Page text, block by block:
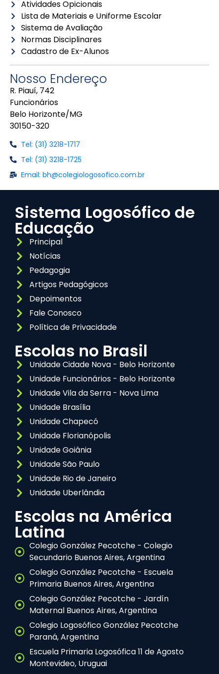
Atividades Opicionais
Lista de Materiais e Uniforme Escolar
Sistema de Avaliação
Normas Disciplinares
Cadastro de Ex-Alunos
Nosso Endereço
R. Piauí, 742
Funcionários
Belo Horizonte/MG
30150-320
Tel: (31) 3218-1717
Tel: (31) 3218-1725
Email: bh@colegiologosofico.com.br
Sistema Logosófico de
Educação
Principal
Notícias
Pedagogia
Artigos Pedagógicos
Depoimentos
Fale Conosco
Política de Privacidade
Escolas no Brasil
Unidade Cidade Nova - Belo Horizonte
Unidade Funcionários - Belo Horizonte
Unidade Vila da Serra - Nova Lima
Unidade Brasília
Unidade Chapecó
Unidade Florianópolis
Unidade Goiânia
Unidade São Paulo
Unidade Rio de Janeiro
Unidade Uberlândia
Escolas na América
Latina
Colegio González Pecotche - Colegio
Secundario Buenos Aires, Argentina
Colegio González Pecotche - Escuela
Primaria Buenos Aires, Argentina
Colegio González Pecotche - Jardín
Maternal Buenos Aires, Argentina
Colegio Logosófico González Pecotche
Paraná, Argentina
Escuela Primaria Logosófica 11 de Agosto
Montevideo, Uruguai